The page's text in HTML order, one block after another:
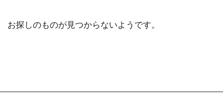
お探しのものが見つからないようです。